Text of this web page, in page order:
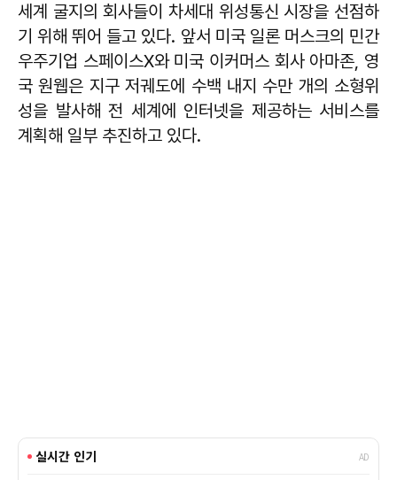
세계 굴지의 회사들이 차세대 위성통신 시장을 선점하
기 위해 뛰어 들고 있다. 앞서 미국 일론 머스크의 민간
우주기업 스페이스X와 미국 이커머스 회사 아마존, 영
국 원웹은 지구 저궤도에 수백 내지 수만 개의 소형위
성을 발사해 전 세계에 인터넷을 제공하는 서비스를
계획해 일부 추진하고 있다.